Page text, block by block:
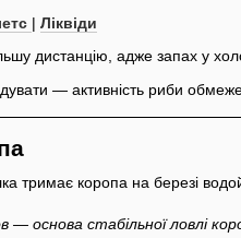
| Ліквіди
дистанцію, адже запах у
— активність риби
основа стабільної ловлі